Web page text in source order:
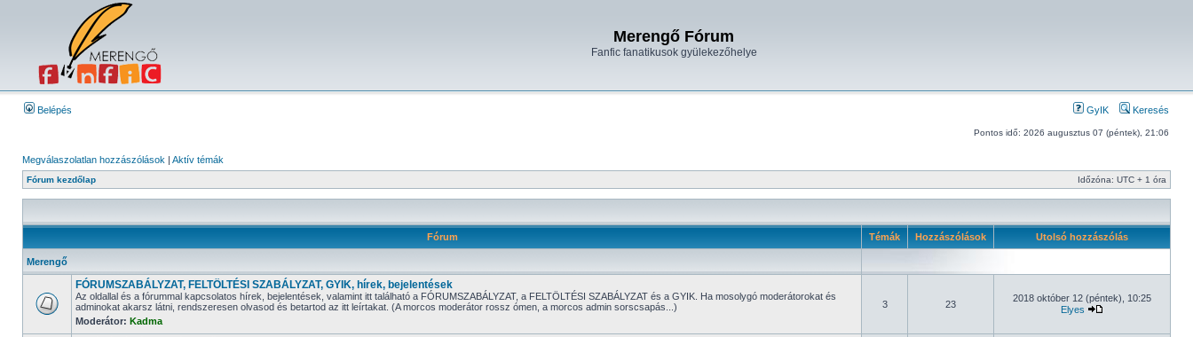
Merengő Fórum
Fanfic fanatikusok gyülekezőhelye
Belépés GyIK Keresés
Pontos idő: 2026 augusztus 07 (péntek), 21:06
Megválaszolatlan hozzászólások | Aktív témák
Fórum kezdőlap Időzóna: UTC + 1 óra
Fórum Témák Hozzászólások Utolsó hozzászólás
Merengő
FÓRUMSZABÁLYZAT, FELTÖLTÉSI SZABÁLYZAT, GYIK, hírek, bejelentések
Az oldallal és a fórummal kapcsolatos hírek, bejelentések, valamint itt található a FÓRUMSZABÁLYZAT, a FELTÖLTÉSI SZABÁLYZAT és a GYIK. Ha mosolygó moderátorokat és
adminokat akarsz látni, rendszeresen olvasod és betartod az itt leírtakat. (A morcos moderátor rossz ómen, a morcos admin sorscsapás...)
Moderátor: Kadma
3 23
2018 október 12 (péntek), 10:25
Elyes